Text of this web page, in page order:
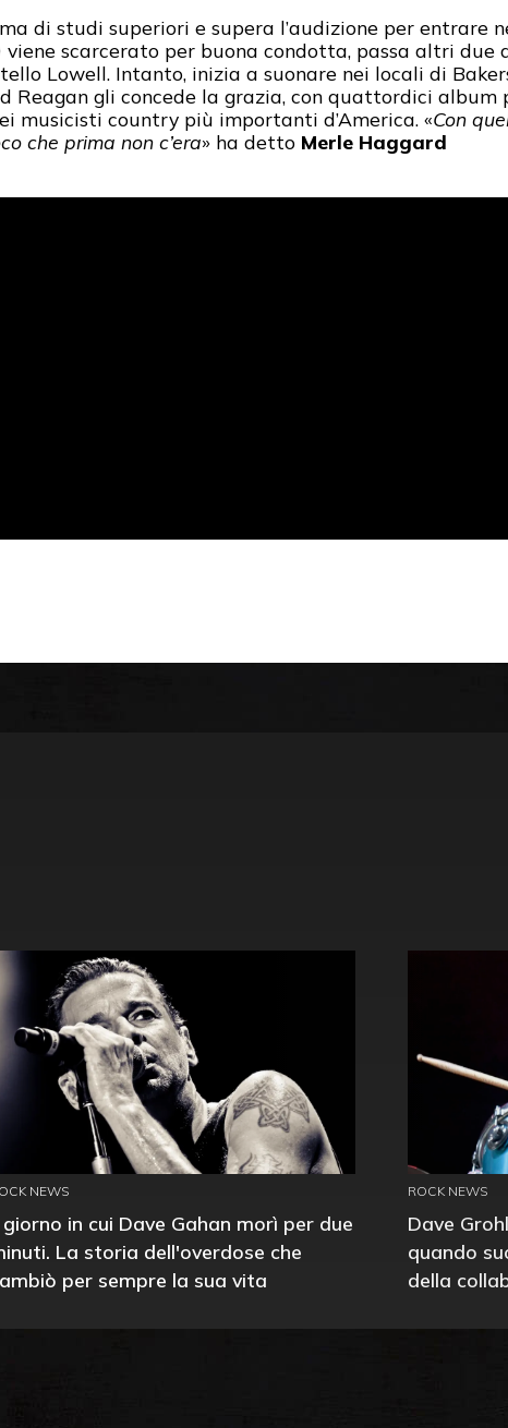
di studi superiori e supera l’audizione per entrare
scarcerato per buona condotta, passa altri
Lowell. Intanto, inizia a suonare nei locali di
Reagan gli concede la grazia, con quattordici
musicisti country più importanti d’America. «Con
che prima non c’era» ha detto Merle Haggard
NEWS
giorno in cui Dave Gahan morì per due
La storia dell'overdose che
per sempre la sua vita
ROCK NEWS
Dave
quando
della